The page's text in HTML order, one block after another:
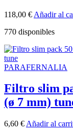
118,00 € Añadir al
770 disponibles
PARAFERNALIA
Filtro slim
(ø 7 mm)
6,60 € Añadir al